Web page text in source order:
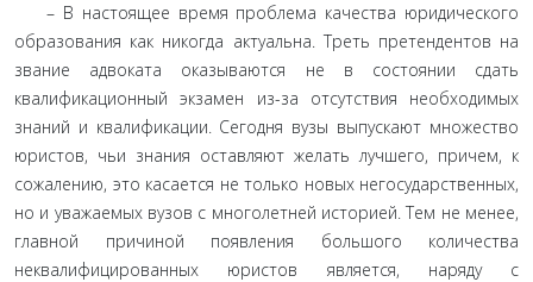
– В настоящее время проблема качества юридического
образования как никогда актуальна. Треть претендентов на
звание адвоката оказываются не в состоянии сдать
квалификационный экзамен из-за отсутствия необходимых
знаний и квалификации. Сегодня вузы выпускают множество
юристов, чьи знания оставляют желать лучшего, причем, к
сожалению, это касается не только новых негосударственных,
но и уважаемых вузов с многолетней историей. Тем не менее,
главной причиной появления большого количества
неквалифицированных юристов является, наряду с